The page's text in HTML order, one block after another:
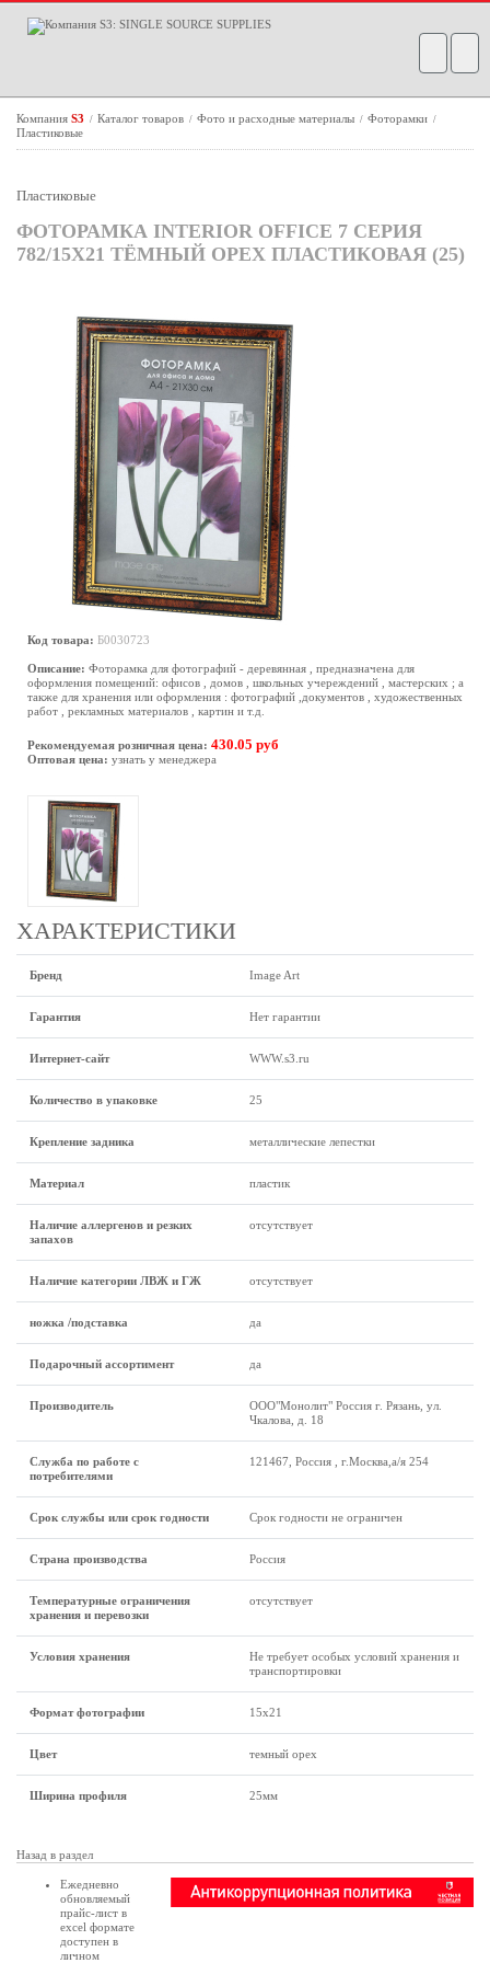
Компания S3 / Каталог товаров / Фото и расходные материалы / Фоторамки /
Пластиковые
Пластиковые
ФОТОРАМКА INTERIOR OFFICE 7 СЕРИЯ
782/15Х21 ТЁМНЫЙ ОРЕХ ПЛАСТИКОВАЯ (25)
Код товара: Б0030723
Описание: Фоторамка для фотографий - деревянная , предназначена для
оформления помещений: офисов , домов , школьных учереждений , мастерских ; а
также для хранения или оформления : фотографий ,документов , художественных
работ , рекламных материалов , картин и т.д.
Рекомендуемая розничная цена: 430.05 руб
Оптовая цена: узнать у менеджера
ХАРАКТЕРИСТИКИ
Бренд Image Art
Гарантия Нет гарантии
Интернет-сайт WWW.s3.ru
Количество в упаковке 25
Крепление задника металлические лепестки
Материал пластик
Наличие аллергенов и резких
запахов
отсутствует
Наличие категории ЛВЖ и ГЖ отсутствует
ножка /подставка да
Подарочный ассортимент да
Производитель
ООО"Монолит" Россия г. Рязань, ул.
Чкалова, д. 18
Служба по работе с
потребителями
121467, Россия , г.Москва,а/я 254
Срок службы или срок годности Срок годности не ограничен
Страна производства Россия
Температурные ограничения
хранения и перевозки
отсутствует
Условия хранения
Не требует особых условий хранения и
транспортировки
Формат фотографии 15х21
Цвет темный орех
Ширина профиля 25мм
Назад в раздел
Ежедневно
обновляемый
прайс-лист в
excel формате
доступен в
личном